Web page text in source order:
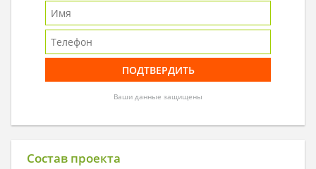
Ваши данные защищены
Состав проекта